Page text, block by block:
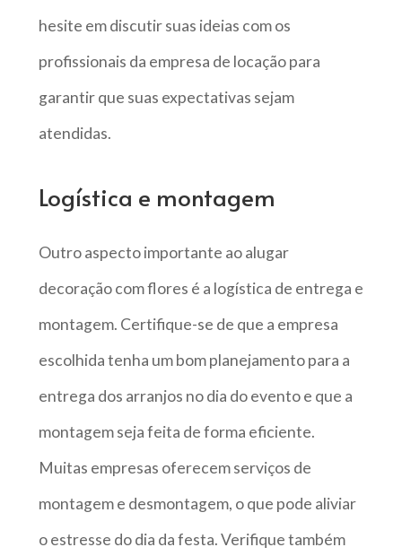
hesite em discutir suas ideias com os
profissionais da empresa de locação para
garantir que suas expectativas sejam
atendidas.
Logística e montagem
Outro aspecto importante ao alugar
decoração com flores é a logística de entrega e
montagem. Certifique-se de que a empresa
escolhida tenha um bom planejamento para a
entrega dos arranjos no dia do evento e que a
montagem seja feita de forma eficiente.
Muitas empresas oferecem serviços de
montagem e desmontagem, o que pode aliviar
o estresse do dia da festa. Verifique também